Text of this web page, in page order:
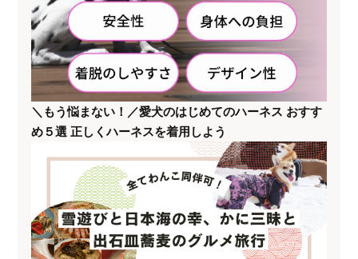
＼もう悩まない！／愛犬のはじめてのハーネス おすす
め５選 正しくハーネスを着用しよう